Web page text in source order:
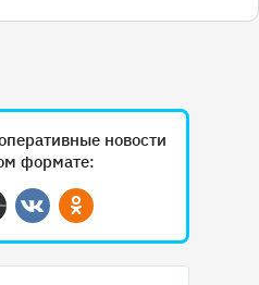
новости
формате:
ВконтактеОдноклассники